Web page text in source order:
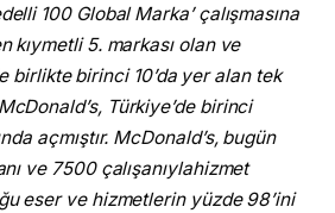
100 Global Marka’ çalışmasına
kıymetli 5. markası olan ve
birlikte birinci 10’da yer alan tek
Türkiye’de birinci
açmıştır. McDonald’s, bugün
ve 7500 çalışanıylahizmet
eser ve hizmetlerin yüzde 98’ini